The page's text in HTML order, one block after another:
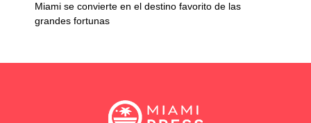
Miami se convierte en el destino favorito de las
grandes fortunas